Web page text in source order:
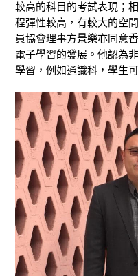
較高的科目的考試表現；
程彈性較高，有較大的空
員協會理事方景樂亦同意
電子學習的發展。他認為
學習，例如通識科，學生